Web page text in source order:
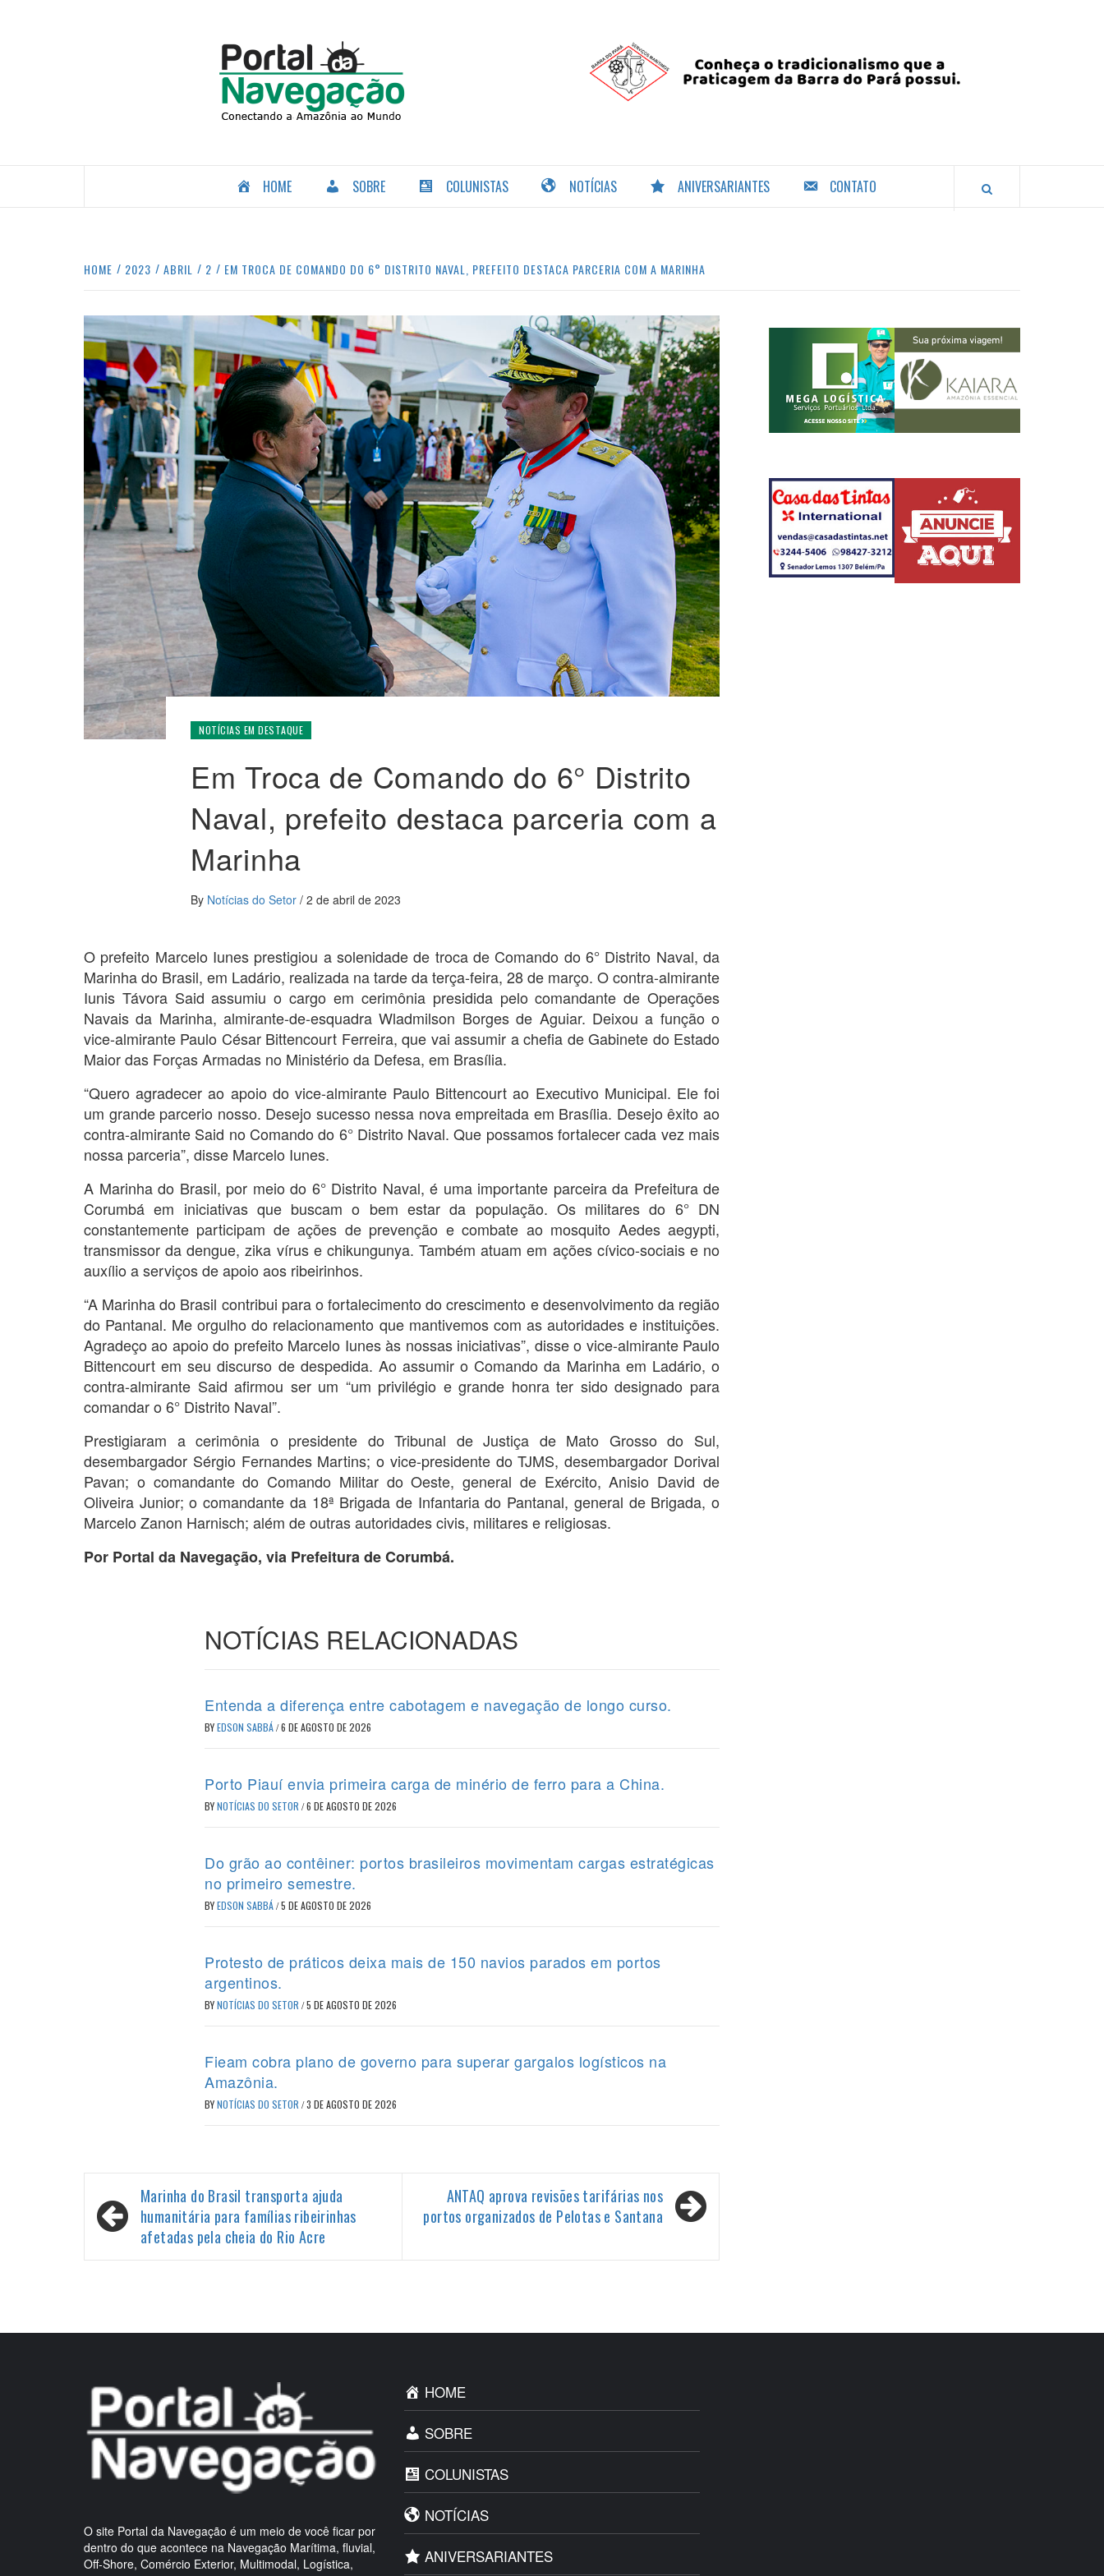
HOME SOBRE COLUNISTAS NOTÍCIAS ANIVERSARIANTES CONTATO
HOME 2023 ABRIL 2 EM TROCA DE COMANDO DO 6° DISTRITO NAVAL, PREFEITO DESTACA PARCERIA COM A MARINHA
NOTÍCIAS EM DESTAQUE
Em Troca de Comando do 6° Distrito
Naval, prefeito destaca parceria com a
Marinha
By Notícias do Setor / 2 de abril de 2023
O prefeito Marcelo Iunes prestigiou a solenidade de troca de Comando do 6° Distrito Naval, da
Marinha do Brasil, em Ladário, realizada na tarde da terça-feira, 28 de março. O contra-almirante
Iunis Távora Said assumiu o cargo em cerimônia presidida pelo comandante de Operações
Navais da Marinha, almirante-de-esquadra Wladmilson Borges de Aguiar. Deixou a função o
vice-almirante Paulo César Bittencourt Ferreira, que vai assumir a chefia de Gabinete do Estado
Maior das Forças Armadas no Ministério da Defesa, em Brasília.
“Quero agradecer ao apoio do vice-almirante Paulo Bittencourt ao Executivo Municipal. Ele foi
um grande parcerio nosso. Desejo sucesso nessa nova empreitada em Brasília. Desejo êxito ao
contra-almirante Said no Comando do 6° Distrito Naval. Que possamos fortalecer cada vez mais
nossa parceria”, disse Marcelo Iunes.
A Marinha do Brasil, por meio do 6° Distrito Naval, é uma importante parceira da Prefeitura de
Corumbá em iniciativas que buscam o bem estar da população. Os militares do 6° DN
constantemente participam de ações de prevenção e combate ao mosquito Aedes aegypti,
transmissor da dengue, zika vírus e chikungunya. Também atuam em ações cívico-sociais e no
auxílio a serviços de apoio aos ribeirinhos.
“A Marinha do Brasil contribui para o fortalecimento do crescimento e desenvolvimento da região
do Pantanal. Me orgulho do relacionamento que mantivemos com as autoridades e instituições.
Agradeço ao apoio do prefeito Marcelo Iunes às nossas iniciativas”, disse o vice-almirante Paulo
Bittencourt em seu discurso de despedida. Ao assumir o Comando da Marinha em Ladário, o
contra-almirante Said afirmou ser um “um privilégio e grande honra ter sido designado para
comandar o 6° Distrito Naval”.
Prestigiaram a cerimônia o presidente do Tribunal de Justiça de Mato Grosso do Sul,
desembargador Sérgio Fernandes Martins; o vice-presidente do TJMS, desembargador Dorival
Pavan; o comandante do Comando Militar do Oeste, general de Exército, Anisio David de
Oliveira Junior; o comandante da 18ª Brigada de Infantaria do Pantanal, general de Brigada, o
Marcelo Zanon Harnisch; além de outras autoridades civis, militares e religiosas.
Por Portal da Navegação, via Prefeitura de Corumbá.
NOTÍCIAS RELACIONADAS
Entenda a diferença entre cabotagem e navegação de longo curso.
BYEDSON SABBÁ/6 DE AGOSTO DE 2026
Porto Piauí envia primeira carga de minério de ferro para a China.
BYNOTÍCIAS DO SETOR /6 DE AGOSTO DE 2026
Do grão ao contêiner: portos brasileiros movimentam cargas estratégicas
no primeiro semestre.
BYEDSON SABBÁ/5 DE AGOSTO DE 2026
Protesto de práticos deixa mais de 150 navios parados em portos
argentinos.
BYNOTÍCIAS DO SETOR /5 DE AGOSTO DE 2026
Fieam cobra plano de governo para superar gargalos logísticos na
Amazônia.
BYNOTÍCIAS DO SETOR /3 DE AGOSTO DE 2026
Navegação
de
Marinha do Brasil transporta ajuda
humanitária para famílias ribeirinhas
afetadas pela cheia do Rio Acre
ANTAQ aprova revisões tarifárias nos
portos organizados de Pelotas e Santana
O site Portal da Navegação é um meio de você ficar por
dentro do que acontece na Navegação Marítima, fluvial,
Off-Shore, Comércio Exterior, Multimodal, Logística,
HOME
SOBRE
COLUNISTAS
NOTÍCIAS
ANIVERSARIANTES